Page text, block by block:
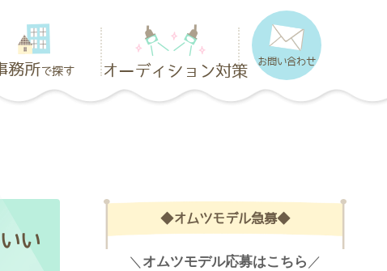
務所で探す オーディション対策
お問い合わせ
い
◆オムツモデル急募◆
＼ オムツモデル応募はこちら ／